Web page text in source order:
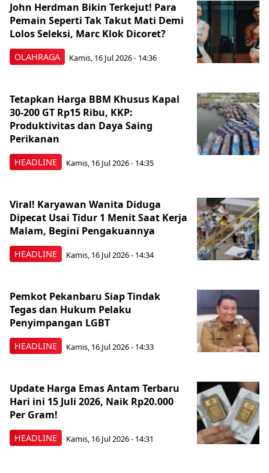
OLAHRAGA
John Herdman Bikin Terkejut! Para
Pemain Seperti Tak Takut Mati Demi
Lolos Seleksi, Marc Klok Dicoret?
Kamis, 16 Jul 2026 - 14:36
HEADLINE
Tetapkan Harga BBM Khusus Kapal
30-200 GT Rp15 Ribu, KKP:
Produktivitas dan Daya Saing
Perikanan
Kamis, 16 Jul 2026 - 14:35
HEADLINE
Viral! Karyawan Wanita Diduga
Dipecat Usai Tidur 1 Menit Saat Kerja
Malam, Begini Pengakuannya
Kamis, 16 Jul 2026 - 14:34
HEADLINE
Pemkot Pekanbaru Siap Tindak
Tegas dan Hukum Pelaku
Penyimpangan LGBT
Kamis, 16 Jul 2026 - 14:33
HEADLINE
Update Harga Emas Antam Terbaru
Hari ini 15 Juli 2026, Naik Rp20.000
Per Gram!
Kamis, 16 Jul 2026 - 14:31